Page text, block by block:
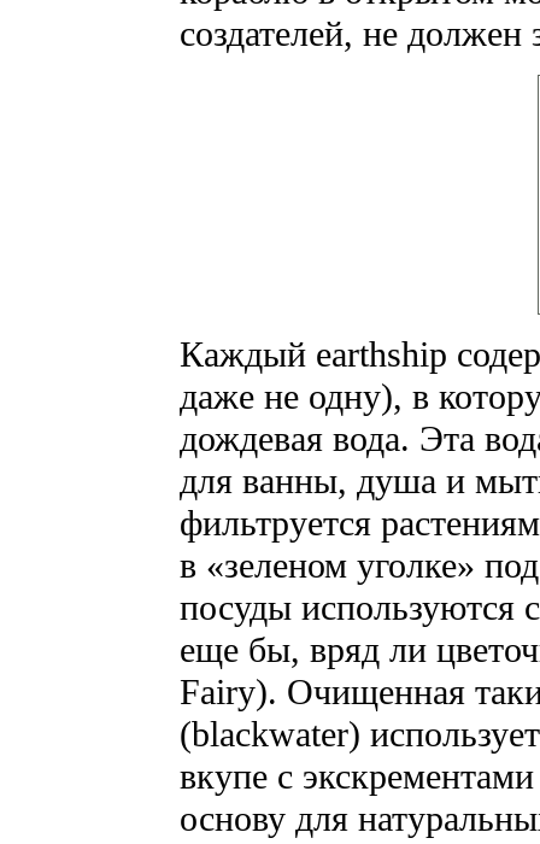
создателей, не должен
Каждый earthship
даже не одну), в
дождевая вода. Эта
для ванны, душа и
фильтруется
в «зеленом уголке»
посуды используются
еще бы, вряд ли
Fairy). Очищенная
(blackwater)
вкупе с
основу для